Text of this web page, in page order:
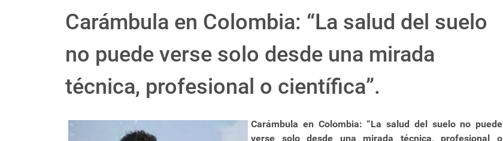
Carámbula en Colombia: “La salud del suelo
no puede verse solo desde una mirada
técnica, profesional o científica”.
Carámbula en Colombia: “La salud del suelo no puede
verse solo desde una mirada técnica, profesional o